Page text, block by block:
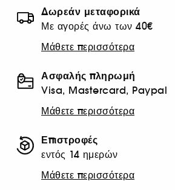
Δωρεάν μεταφορικά
Με αγορές άνω των 40€
Μάθετε περισσότερα
Ασφαλής πληρωμή
Visa, Mastercard, Paypal
Μάθετε περισσότερα
Επιστροφές
εντός 14 ημερών
Μάθετε περισσότερα